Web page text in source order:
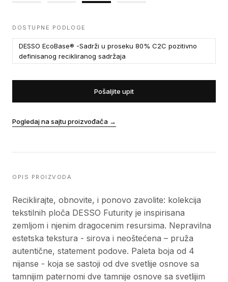
DOSTUPNE PODLOGE
DESSO EcoBase® -Sadrži u proseku 80% C2C pozitivno
definisanog recikliranog sadržaja
Pošaljite upit
Pogledaj na sajtu proizvođača →
OPIS PROIZVODA
Reciklirajte, obnovite, i ponovo zavolite: kolekcija
tekstilnih ploča DESSO Futurity je inspirisana
zemljom i njenim dragocenim resursima. Nepravilna
estetska tekstura - sirova i neoštećena – pruža
autentične, statement podove. Paleta boja od 4
nijanse - koja se sastoji od dve svetlije osnove sa
tamnijim paternomi dve tamnije osnove sa svetlijim